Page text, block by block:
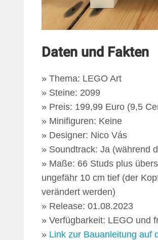
Daten und Fakten
» Thema: LEGO Art
» Steine: 2099
» Preis: 199,99 Euro (9,5
» Minifiguren: Keine
» Designer: Nico Vás
» Soundtrack: Ja (während
» Maße: 66 Studs plus
ungefähr 10 cm tief (der
verändert werden)
» Release: 01.08.2023
» Verfügbarkeit: LEGO und
» Link zur Bauanleitung auf